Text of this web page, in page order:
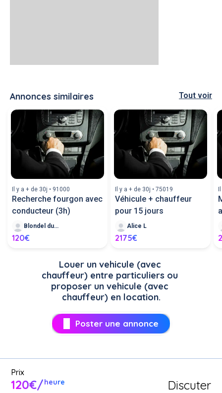
Discuter
Prix
120€/heure
Annonces similaires Tout voir
Il y a + de 30j • 91000
Recherche fourgon avec
conducteur (3h)
Blondel duvion T
120€
Il y a + de 30j • 75019
Véhicule + chauffeur
pour 15 jours
Alice L
2175€
Il
Louer un vehicule (avec
chauffeur) entre particuliers ou
proposer un vehicule (avec
chauffeur) en location.
Poster une annonce